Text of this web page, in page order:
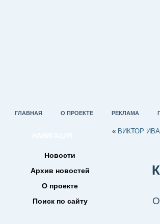
ГЛАВНАЯ О ПРОЕКТЕ РЕКЛАМА
Новости
Архив новостей
О проекте
Поиск по сайту
« ВИКТОР